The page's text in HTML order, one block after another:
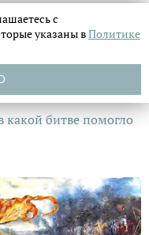
какой битве помогло
с
указаны вПолитике